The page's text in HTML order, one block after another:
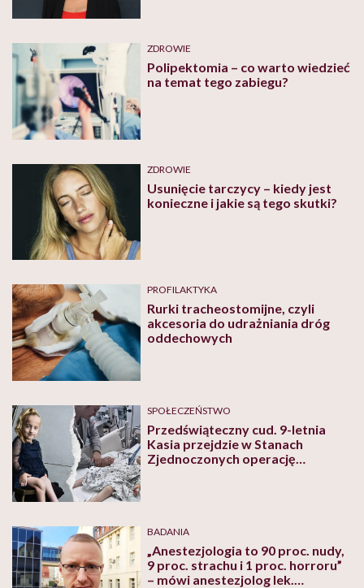
ZDROWIE
Polipektomia – co warto wiedzieć
na temat tego zabiegu?
ZDROWIE
Usunięcie tarczycy – kiedy jest
konieczne i jakie są tego skutki?
PROFILAKTYKA
Rurki tracheostomijne, czyli
akcesoria do udrażniania dróg
oddechowych
SPOŁECZEŃSTWO
Przedświąteczny cud. 9-letnia
Kasia przejdzie w Stanach
Zjednoczonych operację
BADANIA
„Anestezjologia to 90 proc. nudy,
9 proc. strachu i 1 proc. horroru”
– mówi anestezjolog lek.